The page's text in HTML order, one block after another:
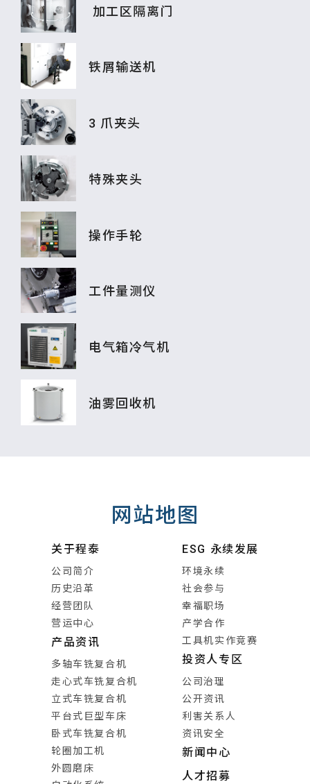
加工区隔离门
铁屑输送机
3 爪夹头
特殊夹头
操作手轮
工件量测仪
电气箱冷气机
油雾回收机
网站地图
关于程泰
公司简介
历史沿革
经营团队
营运中心
产品资讯
多轴车铣复合机
走心式车铣复合机
立式车铣复合机
平台式巨型车床
卧式车铣复合机
轮圈加工机
外圆磨床
ESG 永续发展
环境永续
社会参与
幸福职场
产学合作
工具机实作竞赛
投资人专区
公司治理
公开资讯
利害关系人
资讯安全
新闻中心
人才招募